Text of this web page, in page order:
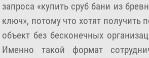
запроса «купить сруб бани из
ключ», потому что хотят получить
объект без бесконечных
Именно такой формат